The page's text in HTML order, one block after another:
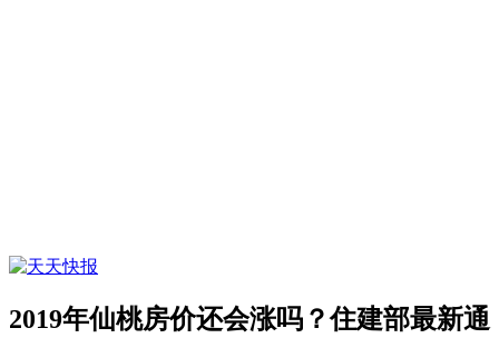
2019年仙桃房价还会涨吗？住建部最新通